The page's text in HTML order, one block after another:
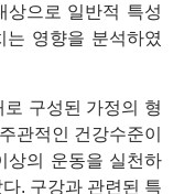
으로 일반적 특성
영향을 분석하였
구성된 가정의 형
관적인 건강수준이
상의 운동을 실천하
. 구강과 관련된 특